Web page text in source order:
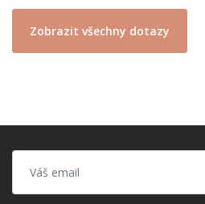
Zobrazit všechny dotazy